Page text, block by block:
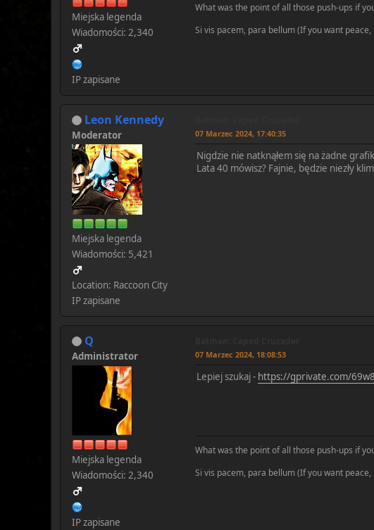
Miejska legenda
Wiadomości: 2,340
IP zapisane
What was the point of all those push-ups if
Si vis pacem, para bellum (If you want
Leon Kennedy
Moderator
Miejska legenda
Wiadomości: 5,421
Location: Raccoon City
IP zapisane
07 Marzec 2024, 17:40:35
Nigdzie nie natknąłem się na żadne
Lata 40 mówisz? Fajnie, będzie niezły
Q
Administrator
Miejska legenda
Wiadomości: 2,340
IP zapisane
07 Marzec 2024, 18:08:53
Lepiej szukaj - https://gprivate.com/
What was the point of all those push-ups if
Si vis pacem, para bellum (If you want